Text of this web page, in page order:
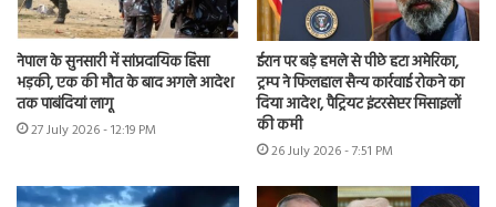
नेपाल के सुनसारी में सांप्रदायिक हिंसा
भड़की, एक की मौत के बाद अगले आदेश
तक पाबंदियां लागू
27 July 2026 - 12:19 PM
ईरान पर बड़े हमले से पीछे हटा अमेरिका,
ट्रम्प ने फिलहाल सैन्य कार्रवाई रोकने का
दिया आदेश, पैट्रियट इंटरसेप्टर मिसाइलों
की कमी
26 July 2026 - 7:51 PM